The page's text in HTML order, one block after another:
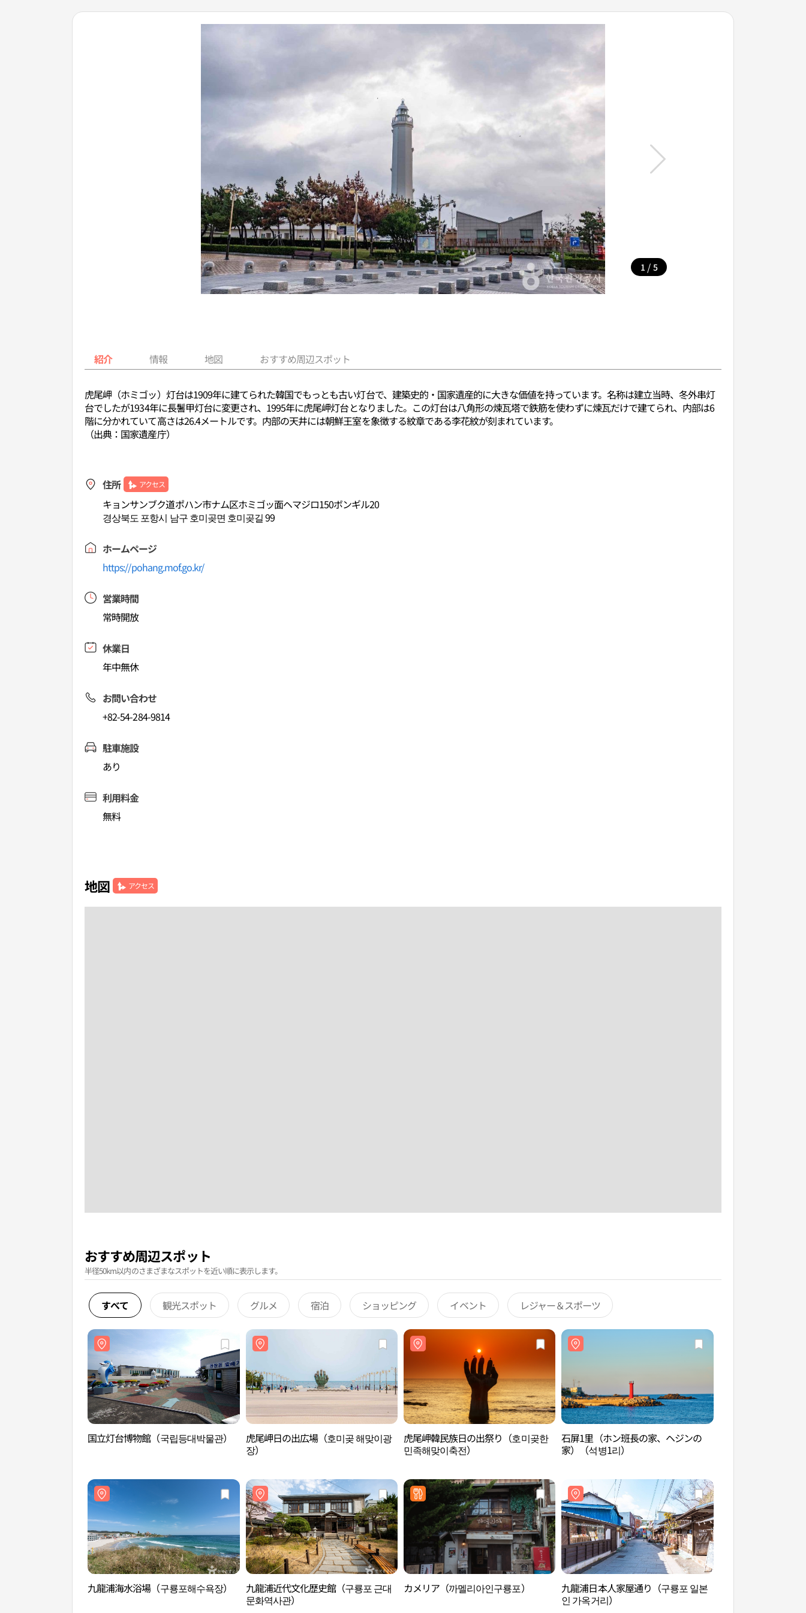
1 / 5
紹介 情報 地図 おすすめ周辺スポット
虎尾岬（ホミゴッ）灯台は1909年に建てられた韓国でもっとも古い灯台で、建築史的・国家遺産的に大きな価値を持っています。 名称は建立当時、冬外串灯
台でしたが1934年に長鬐甲灯台に変更され、1995年に虎尾岬灯台となりました。この灯台は八角形の煉瓦塔で鉄筋を使わずに煉瓦だけで建てられ、内部は6
階に分かれていて高さは26.4メートルです。内部の天井には朝鮮王室を象徴する紋章である李花紋が刻まれています。
（出典：国家遺産庁）
住所 アクセス
キョンサンブク道ポハン市ナム区ホミゴッ面ヘマジロ150ボンギル20
경상북도 포항시 남구 호미곶면 호미곶길 99
ホームページ
https://pohang.mof.go.kr/
営業時間
常時開放
休業日
年中無休
お問い合わせ
+82-54-284-9814
駐車施設
あり
利用料金
無料
地図 アクセス
おすすめ周辺スポット
半径50km以内のさまざまなスポットを近い順に表示します。
すべて 観光スポット グルメ 宿泊 ショッピング イベント レジャー＆スポーツ
国立灯台博物館（국립등대박물관）
虎尾岬日の出広場（호미곶 해맞이광
장）
虎尾岬韓民族日の出祭り（호미곶한
민족해맞이축전）
石屏1里（ホン班長の家、ヘジンの
家）（석병1리）
九龍浦海水浴場（구룡포해수욕장）
九龍浦近代文化歴史館（구룡포 근대
문화역사관）
カメリア（까멜리아인구룡포）
九龍浦日本人家屋通り（구룡포 일본
인 가옥거리）